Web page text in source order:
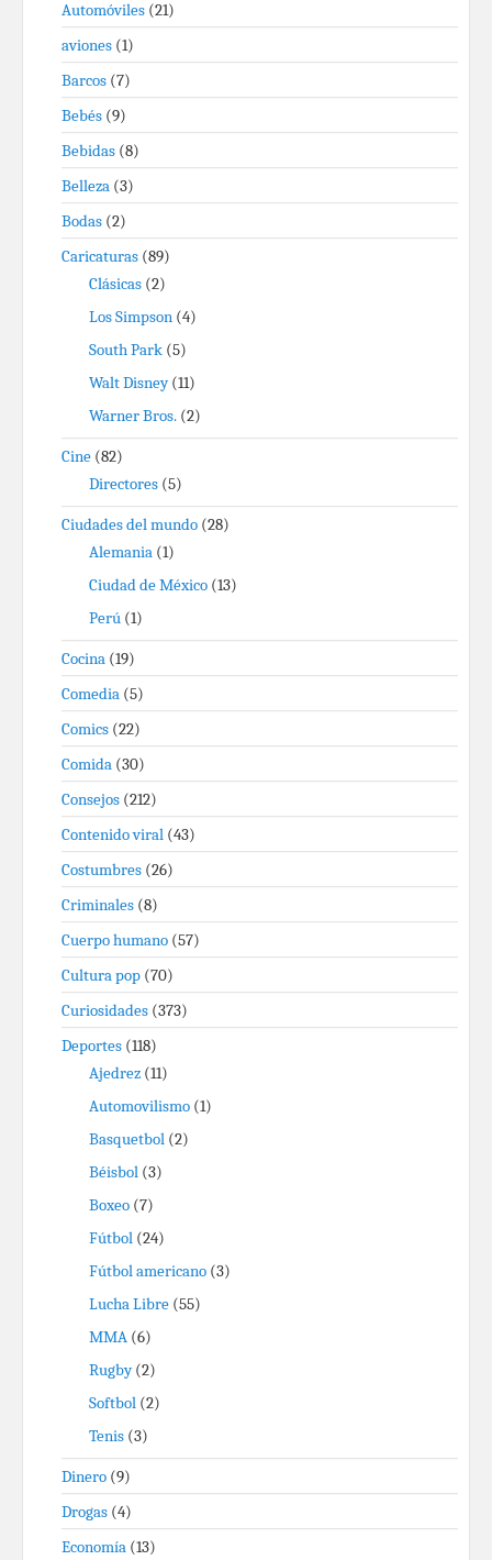
Automóviles (21)
aviones (1)
Barcos (7)
Bebés (9)
Bebidas (8)
Belleza (3)
Bodas (2)
Caricaturas (89)
Clásicas (2)
Los Simpson (4)
South Park (5)
Walt Disney(11)
Warner Bros. (2)
Cine (82)
Directores (5)
Ciudades del mundo (28)
Alemania (1)
Ciudad de México (13)
Perú (1)
Cocina (19)
Comedia (5)
Comics (22)
Comida (30)
Consejos (212)
Contenido viral (43)
Costumbres (26)
Criminales (8)
Cuerpo humano (57)
Cultura pop (70)
Curiosidades (373)
Deportes (118)
Ajedrez (11)
Automovilismo (1)
Basquetbol (2)
Béisbol (3)
Boxeo (7)
Fútbol (24)
Fútbol americano (3)
Lucha Libre (55)
MMA (6)
Rugby(2)
Softbol (2)
Tenis (3)
Dinero (9)
Drogas (4)
Economía (13)